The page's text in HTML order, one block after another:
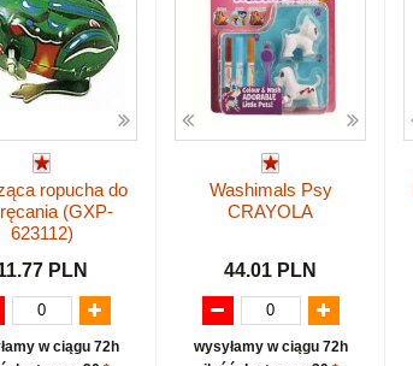
ropucha do
(GXP-
623112)
PLN
w ciągu 72h
Washimals Psy
CRAYOLA
44.01 PLN
wysyłamy w ciągu 72h